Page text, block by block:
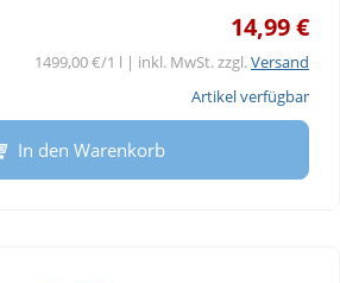
14,99 €
1499,00 €/1 l | inkl. MwSt. zzgl.Versand
Artikel verfügbar
In den Warenkorb